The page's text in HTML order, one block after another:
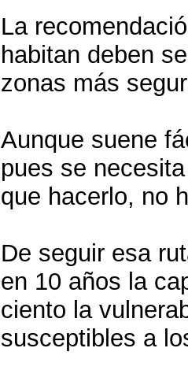
La
habitan deben
zonas más
Aunque suene
pues se
que hacerlo, no
De seguir esa
en 10 años la
ciento la
susceptibles a